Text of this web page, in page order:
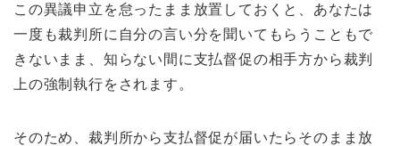
この異議申立を怠ったまま放置しておくと、あなたは
一度も裁判所に自分の言い分を聞いてもらうこともで
きないまま、知らない間に支払督促の相手方から裁判
上の強制執行をされます。
そのため、裁判所から支払督促が届いたらそのまま放